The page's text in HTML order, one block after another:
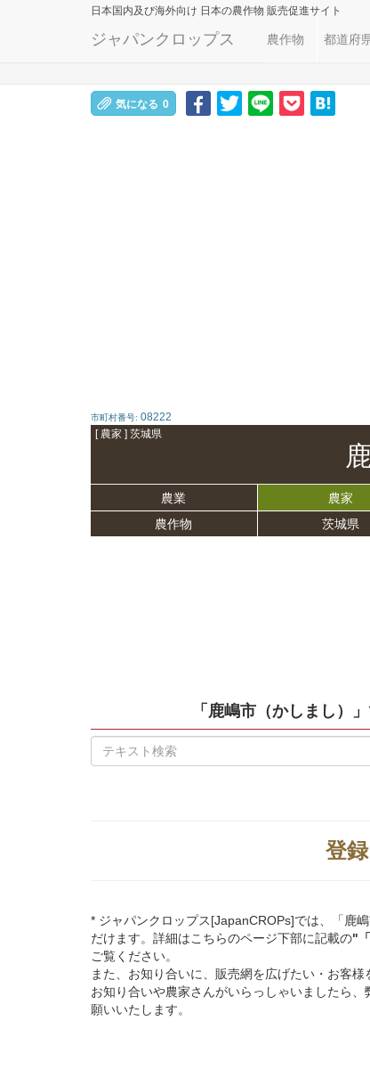
日本国内及び海外向け 日本の農作物 販売促進サイト
ジャパンクロップス 農作物 都道府
気になる 0
市町村番号: 08222
[ 農家 ] 茨城県
農業 農家
農作物
茨城県
「鹿嶋市（かしまし）」
登
* ジャパンクロップス[JapanCROPs]では、「鹿
だけます。詳細はこちらのページ下部に記載の"
ご覧ください。
また、お知り合いに、販売網を広げたい・お客
お知り合いや農家さんがいらっしゃいましたら
願いいたします。